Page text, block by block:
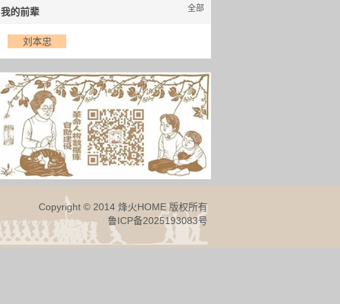
我的前辈 全部
刘本忠
Copyright © 2014 烽火HOME 版权所有
鲁ICP备2025193083号